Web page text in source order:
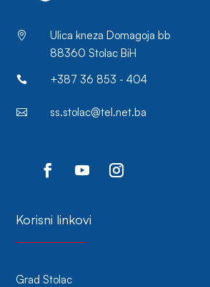

Ulica kneza Domagoja bb
88360 Stolac BiH
 +387 36 853 - 404
 ss.stolac@tel.net.ba
Korisni linkovi
Grad Stolac